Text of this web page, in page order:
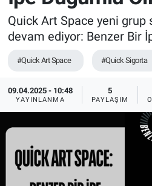
Quick Art Space yeni grup
devam ediyor: Benzer Bir
#Quick Art Space #Quick Sigorta
09.04.2025 - 10:48
YAYINLANMA
5
PAYLAŞIM
Ekonomi